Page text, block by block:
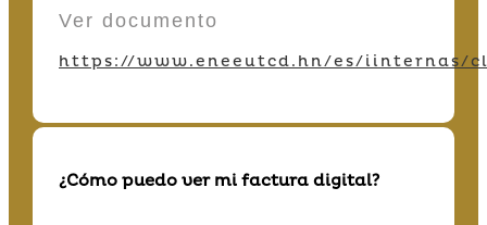
Ver documento
https://www.eneeutcd.hn/es/iinternas/
¿Cómo puedo ver mi factura digital?